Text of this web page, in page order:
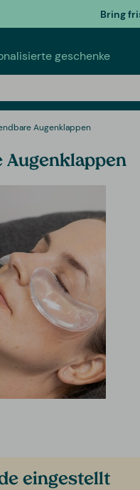
Bring
geschenke
Augenklappen
Augenklappen
eingestellt